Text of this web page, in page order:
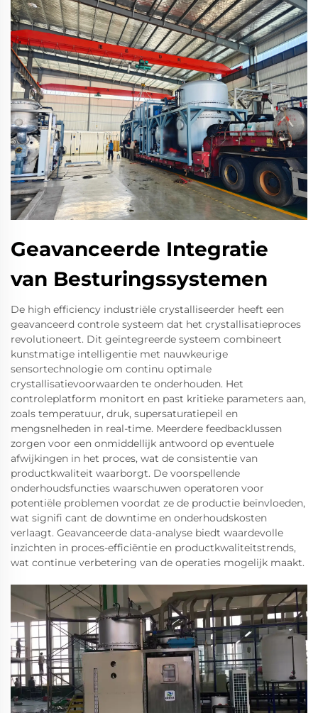
Geavanceerde Integratie
van Besturingssystemen
De high efficiency industriële crystalliseerder heeft een
geavanceerd controle systeem dat het crystallisatieproces
revolutioneert. Dit geïntegreerde systeem combineert
kunstmatige intelligentie met nauwkeurige
sensortechnologie om continu optimale
crystallisatievoorwaarden te onderhouden. Het
controleplatform monitort en past kritieke parameters aan,
zoals temperatuur, druk, supersaturatiepeil en
mengsnelheden in real-time. Meerdere feedbacklussen
zorgen voor een onmiddellijk antwoord op eventuele
afwijkingen in het proces, wat de consistentie van
productkwaliteit waarborgt. De voorspellende
onderhoudsfuncties waarschuwen operatoren voor
potentiële problemen voordat ze de productie beïnvloeden,
wat signifi cant de downtime en onderhoudskosten
verlaagt. Geavanceerde data-analyse biedt waardevolle
inzichten in proces-efficiëntie en productkwaliteitstrends,
wat continue verbetering van de operaties mogelijk maakt.